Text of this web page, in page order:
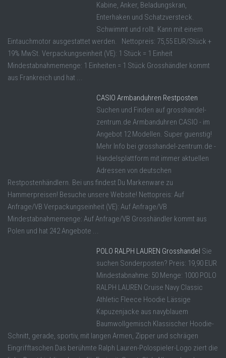
Kabine, Anker, Beladungskran,
Enterhaken und Schatzversteck.
Schwimmt und rollt. Kann mit einem
Eintauchmotor ausgestattet werden. Nettopreis: 75,55 EUR/Stück +
19% MwSt. Verpackungseinheit (VE): 1 Stück = 1 Einheit
Mindestabnahmemenge: 1 Einheiten = 1 Stück Grosshändler kommt
aus Frankreich und hat ...
CASIO Armbanduhren Restposten
Suchen und Finden auf grosshandel-
zentrum.de Armbanduhren CASIO - im
Angebot 12 Modellen. Super guenstig!
Mehr Info bei grosshandel-zentrum.de -
Handelsplattform mit immer aktuellen
Adressen von deutschen
Restpostenhändlern. Bei uns findest Du Markenware zu
Hammerpreisen! Besuche unsere Website! Nettopreis: Auf
Anfrage/VB Verpackungseinheit (VE): Auf Anfrage/VB
Mindestabnahmemenge: Auf Anfrage/VB Grosshändler kommt aus
Polen und hat 242 Angebote ...
POLO RALPH LAUREN Grosshandel Sie
suchen Sonderposten? Preis: 19,90 EUR
Mindestabnahme: 50 Menge: 1000 POLO
RALPH LAUREN Cruise Navy Classic
Athletic Fleece Hoodie Lässige
Kapuzenjacke aus navyblauem
Baumwollgemisch Klassischer Hoodie-
Schnitt, gerade, sportiv, mit langen Armen, Zipper und schrägen
Eingrifftaschen Das berühmte Ralph Lauren-Polospieler-Logo ziert die